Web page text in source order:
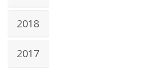
2018
2017